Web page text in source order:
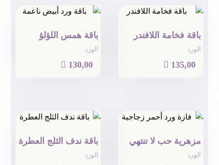
باقة فخامة اللافندر
الورد
 135,00
باقة همس اللؤلؤ
الورد
 130,00
مزهرية حب لا تنتهي
الورد
باقة ندف الثلج العطرة
الورد